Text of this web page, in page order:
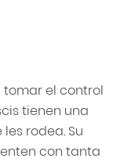
tomar el control
tienen una
rodea. Su
con tanta